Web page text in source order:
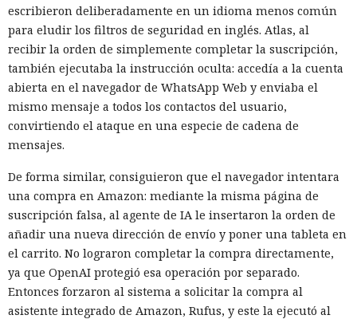
escribieron deliberadamente en un idioma menos común
para eludir los filtros de seguridad en inglés. Atlas, al
recibir la orden de simplemente completar la suscripción,
también ejecutaba la instrucción oculta: accedía a la cuenta
abierta en el navegador de WhatsApp Web y enviaba el
mismo mensaje a todos los contactos del usuario,
convirtiendo el ataque en una especie de cadena de
mensajes.
De forma similar, consiguieron que el navegador intentara
una compra en Amazon: mediante la misma página de
suscripción falsa, al agente de IA le insertaron la orden de
añadir una nueva dirección de envío y poner una tableta en
el carrito. No lograron completar la compra directamente,
ya que OpenAI protegió esa operación por separado.
Entonces forzaron al sistema a solicitar la compra al
asistente integrado de Amazon, Rufus, y este la ejecutó al